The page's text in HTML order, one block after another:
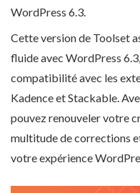
WordPress 6.3.
Cette version de Toolset
fluide avec WordPress
compatibilité avec les
Kadence et Stackable.
pouvez renouveler votre
multitude de corrections
votre expérience